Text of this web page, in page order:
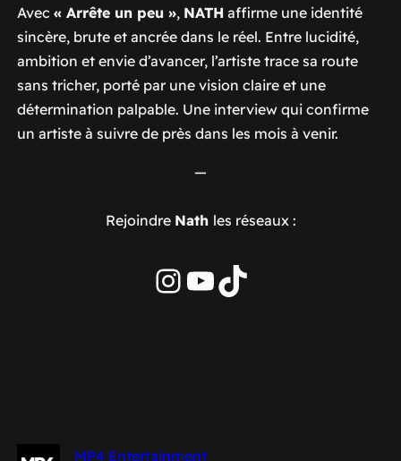
Avec « Arrête un peu », NATH affirme une identité
sincère, brute et ancrée dans le réel. Entre lucidité,
ambition et envie d’avancer, l’artiste trace sa route
sans tricher, porté par une vision claire et une
détermination palpable. Une interview qui confirme
un artiste à suivre de près dans les mois à venir.
—
Rejoindre Nath les réseaux :
Instagram
YouTube
TikTok
MP4 Entertainment